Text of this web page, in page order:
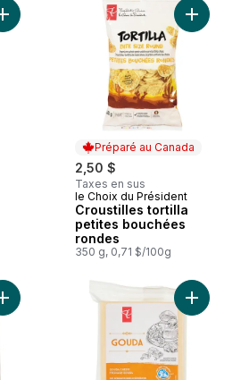
Ajouter Mayonnaise au panier
Préparé au Canada
2,50 $
Taxes en sus
Préparé au Canada
le Choix du Président
Croustilles tortilla
petites bouchées
rondes
350 g, 0,71 $/100g
Ajouter
Ajouter Fromage Suisse au panierAjouter